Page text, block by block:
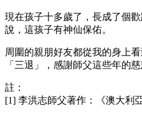
現在孩子十多歲了，長成了個
說，這孩子有神仙保佑。
周圍的親朋好友都從我的身上
「三退」，感謝師父這些年的慈
註：
[1] 李洪志師父著作：《澳大利